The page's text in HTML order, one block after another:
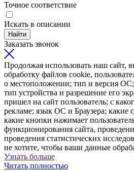
Точное соответствие
Искать в описании
Найти
Заказать звонок
Продолжая использовать наш сайт,
обработку файлов cookie,
о местоположении; тип и версия ОС;
тип устройства и разрешение его
пришел на сайт пользователь; с
рекламе; язык ОС и Браузера; какие
какие кнопки нажимает
функционирования сайта,
проведения статистических
не хотите, чтобы ваши данные
Узнать больше
Читать полностью